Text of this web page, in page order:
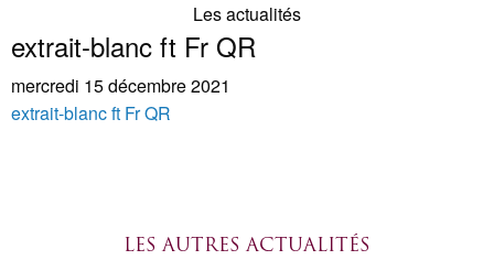
Les actualités
extrait-blanc ft Fr QR
mercredi 15 décembre 2021
extrait-blanc ft Fr QR
LES AUTRES ACTUALITÉS